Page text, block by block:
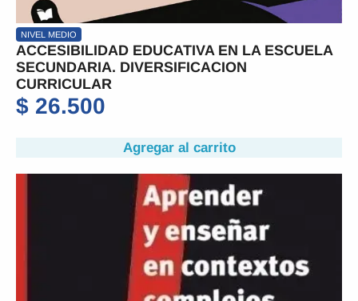
NIVEL MEDIO
ACCESIBILIDAD EDUCATIVA EN LA ESCUELA
SECUNDARIA. DIVERSIFICACION
CURRICULAR
$ 26.500
Agregar al carrito